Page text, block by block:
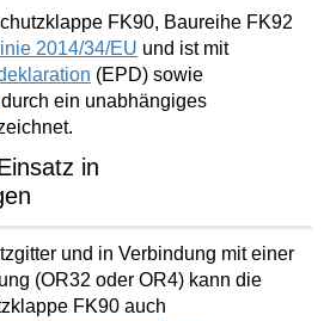
FK90, Baureihe FK92
2014/34/EU und ist mit
(EPD) sowie
durch ein unabhängiges
in
und in Verbindung mit einer
(OR32 oder OR4) kann die
FK90 auch